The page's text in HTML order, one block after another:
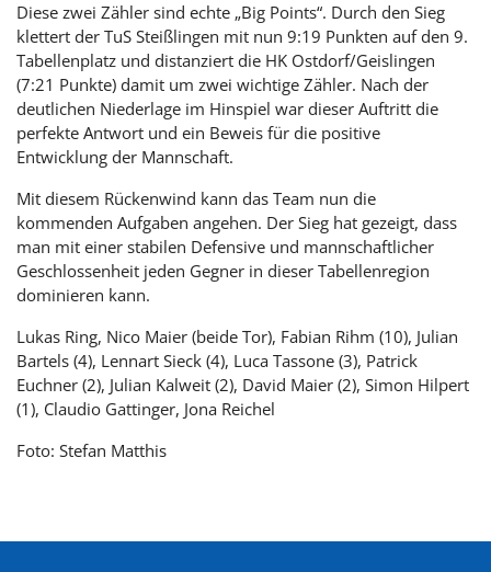
Diese zwei Zähler sind echte „Big Points“. Durch den Sieg
klettert der TuS Steißlingen mit nun 9:19 Punkten auf den 9.
Tabellenplatz und distanziert die HK Ostdorf/Geislingen
(7:21 Punkte) damit um zwei wichtige Zähler. Nach der
deutlichen Niederlage im Hinspiel war dieser Auftritt die
perfekte Antwort und ein Beweis für die positive
Entwicklung der Mannschaft.
Mit diesem Rückenwind kann das Team nun die
kommenden Aufgaben angehen. Der Sieg hat gezeigt, dass
man mit einer stabilen Defensive und mannschaftlicher
Geschlossenheit jeden Gegner in dieser Tabellenregion
dominieren kann.
Lukas Ring, Nico Maier (beide Tor), Fabian Rihm (10), Julian
Bartels (4), Lennart Sieck (4), Luca Tassone (3), Patrick
Euchner (2), Julian Kalweit (2), David Maier (2), Simon Hilpert
(1), Claudio Gattinger, Jona Reichel
Foto: Stefan Matthis